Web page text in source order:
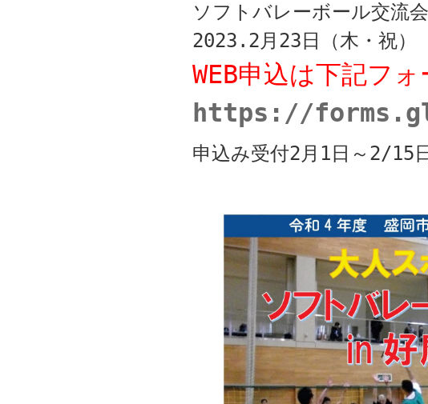
ソフトバレーボール交流
2023.2月23日（木・祝
WEB申込は下記フ
https://
申込み受付2月1日～2/15